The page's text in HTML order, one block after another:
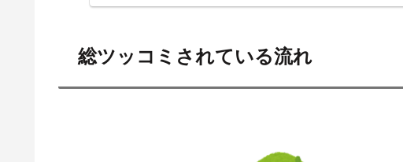
総ツッコミされている流れ